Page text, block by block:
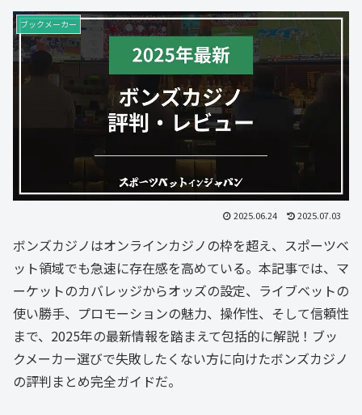
ブックメーカー
2025.06.24 2025.07.03
ボンズカジノはオンラインカジノの枠を超え、スポーツベ
ット領域でも急速に存在感を高めている。本記事では、マ
ーケットのカバレッジからオッズの設定、ライブベットの
使い勝手、プロモーションの魅力、操作性、そして信頼性
まで、2025年の最新情報を踏まえて包括的に解説！ブッ
クメーカー選びで失敗したくない方に向けたボンズカジノ
の評判まとめ完全ガイドだ。